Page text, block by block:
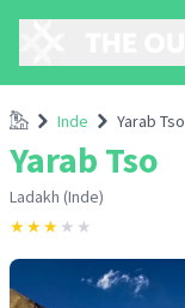
Accueil
Inde Yarab Tso
Yarab Tso
Ladakh (Inde)
★★★ ★ ★